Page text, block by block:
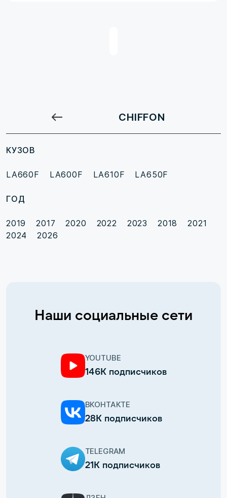
CHIFFON
КУЗОВ
LA660F LA600F LA610F LA650F
ГОД
2019 2017 2020 2022 2023 2018
2021
2024
2026
Наши социальные сети
YOUTUBE
146К подписчиков
ВКОНТАКТЕ
28К подписчиков
TELEGRAM
21К подписчиков